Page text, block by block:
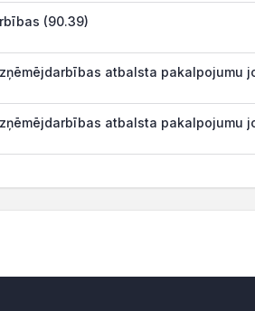
(90.39)
atbalsta pakalpojumu
atbalsta pakalpojumu